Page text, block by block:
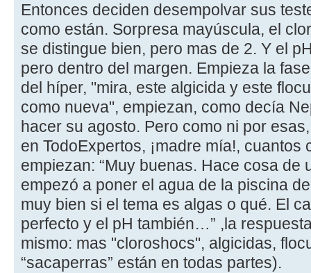
Entonces deciden desempolvar sus
como están. Sorpresa mayúscula, el
se distingue bien, pero mas de 2. Y el
pero dentro del margen. Empieza la
del híper, "mira, este algicida y este
como nueva", empiezan, como decía
hacer su agosto. Pero como ni por
en TodoExpertos, ¡madre mía!, cuantos
empiezan: “Muy buenas. Hace cosa de
empezó a poner el agua de la piscina
muy bien si el tema es algas o qué. El
perfecto y el pH también…” ,la
mismo: mas "cloroshocs", algicidas,
“sacaperras” están en todas partes).